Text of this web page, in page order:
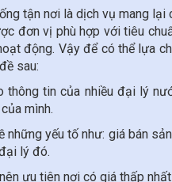
tận nơi là dịch vụ mang
đơn vị phù hợp với tiêu
động. Vậy để có thể lựa
sau:
thông tin của nhiều đại lý
mình.
những yếu tố như: giá bán
lý đó.
ưu tiên nơi có giá thấp